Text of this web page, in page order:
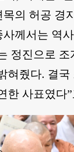
목의 허공 경
사께서는 역
정진으로
혀줬다. 결
한 사표였다